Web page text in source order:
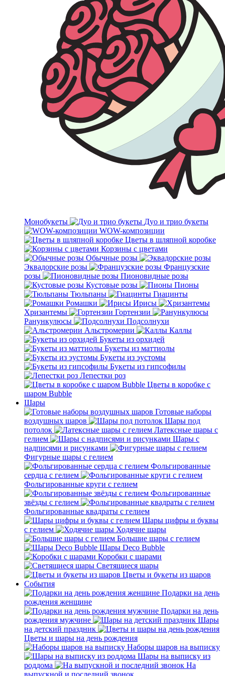
Монобукеты
Дуо и трио букеты
WOW-композиции
Цветы в шляпной коробке
Корзины с цветами
Обычные розы
Эквадорские розы
Французские
розы
Пионовидные розы
Кустовые розы
Пионы
Тюльпаны
Гиацинты
Ромашки
Ирисы
Хризантемы
Гортензии
Ранункулюсы
Подсолнухи
Альстромерии
Каллы
Букеты из орхидей
Букеты из маттиолы
Букеты из эустомы
Букеты из гипсофилы
Лепестки роз
Цветы в коробке с
шаром Bubble
Шары
Готовые наборы
воздушных шаров
Шары под
потолок
Латексные шары с
гелием
Шары с
надписями и рисунками
Фигурные шары с гелием
Фольгированные
сердца с гелием
Фольгированные круги с гелием
Фольгированные
звёзды с гелием
Фольгированные квадраты с гелием
Шары цифры и буквы
с гелием
Ходячие шары
Большие шары с гелием
Шары Deco Bubble
Коробки с шарами
Светящиеся шары
Цветы и букеты из шаров
События
Подарки на день
рождения женщине
Подарки на день
рождения мужчине
Шары
на детский праздник
Цветы и шары на день рождения
Наборы шаров на выписку
Шары на выписку из
роддома
На
выпускной и последний звонок